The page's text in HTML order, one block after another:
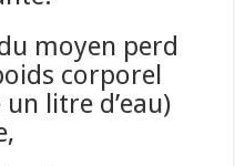
moyen perd
corporel
litre d’eau)